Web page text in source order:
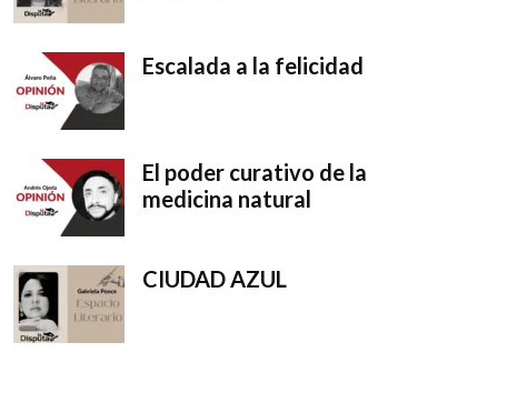
Escalada a la felicidad
El poder curativo de la
medicina natural
CIUDAD AZUL